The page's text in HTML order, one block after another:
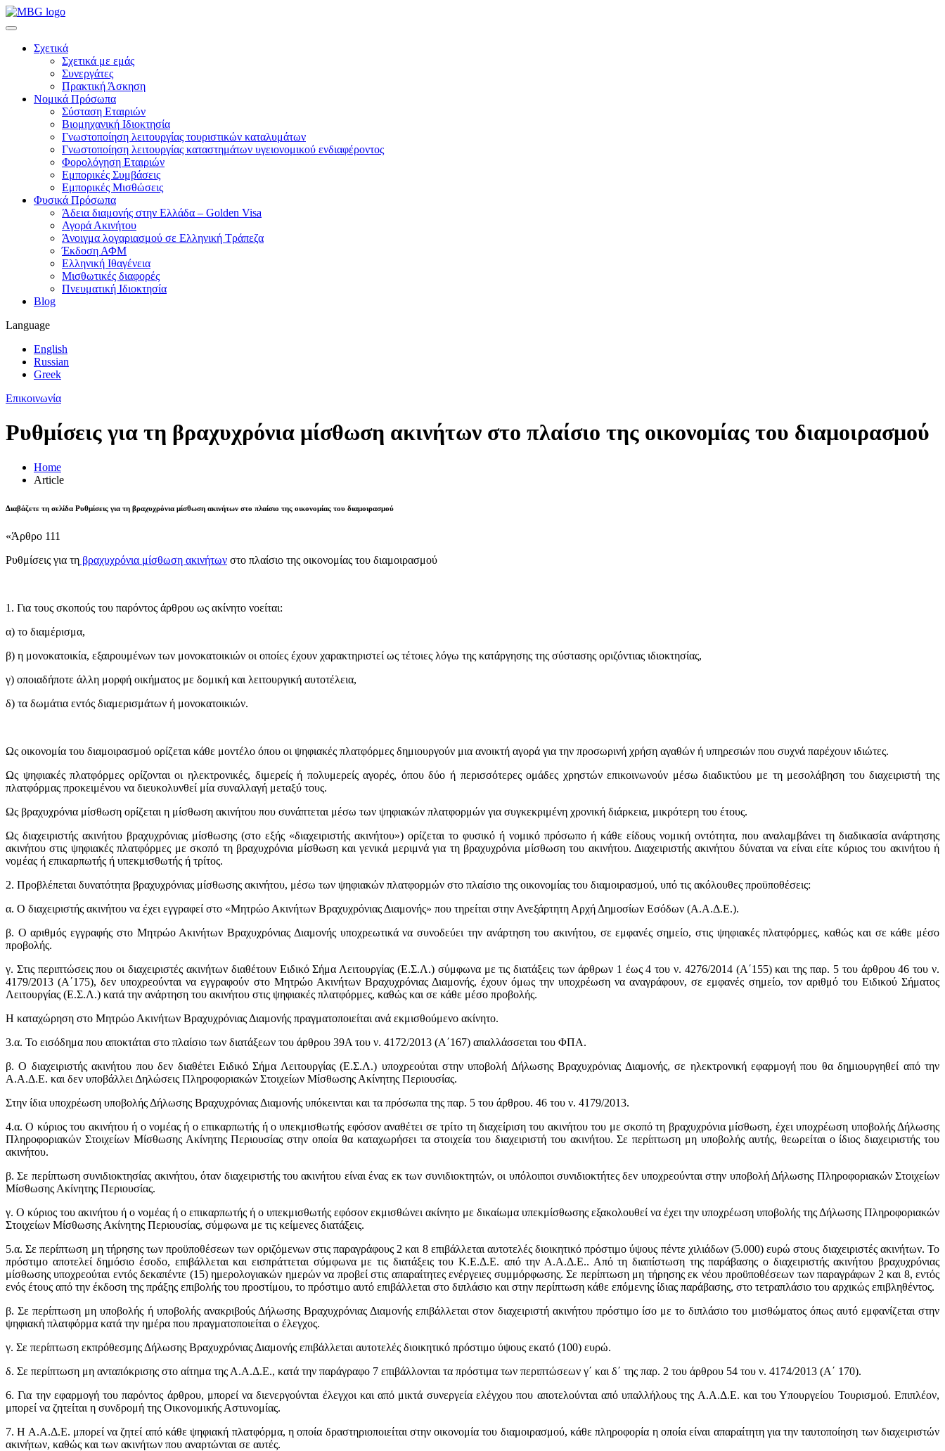
Σχετικά
Σχετικά με εμάς
Συνεργάτες
Πρακτική Άσκηση
Νομικά Πρόσωπα
Σύσταση Εταιριών
Βιομηχανική Ιδιοκτησία
Γνωστοποίηση λειτουργίας τουριστικών καταλυμάτων
Γνωστοποίηση λειτουργίας καταστημάτων υγειονομικού ενδιαφέροντος
Φορολόγηση Εταιριών
Εμπορικές Συμβάσεις
Εμπορικές Μισθώσεις
Φυσικά Πρόσωπα
Άδεια διαμονής στην Ελλάδα – Golden Visa
Αγορά Ακινήτου
Άνοιγμα λογαριασμού σε Ελληνική Τράπεζα
Έκδοση ΑΦΜ
Ελληνική Ιθαγένεια
Μισθωτικές διαφορές
Πνευματική Ιδιοκτησία
Blog
Language
English
Russian
Greek
Επικοινωνία
Ρυθμίσεις για τη βραχυχρόνια μίσθωση ακινήτων στο πλαίσιο της οικονομίας του διαμοιρασμού
Home
Article
Διαβάζετε τη σελίδα Ρυθμίσεις για τη βραχυχρόνια μίσθωση ακινήτων στο πλαίσιο της οικονομίας του διαμοιρασμού
«Άρθρο 111
Ρυθμίσεις για τη βραχυχρόνια μίσθωση ακινήτων στο πλαίσιο της οικονομίας του διαμοιρασμού
1. Για τους σκοπούς του παρόντος άρθρου ως ακίνητο νοείται:
α) το διαμέρισμα,
β) η μονοκατοικία, εξαιρουμένων των μονοκατοικιών οι οποίες έχουν χαρακτηριστεί ως τέτοιες λόγω της κατάργησης της σύστασης οριζόντιας ιδιοκτησίας,
γ) οποιαδήποτε άλλη μορφή οικήματος με δομική και λειτουργική αυτοτέλεια,
δ) τα δωμάτια εντός διαμερισμάτων ή μονοκατοικιών.
Ως οικονομία του διαμοιρασμού ορίζεται κάθε μοντέλο όπου οι ψηφιακές πλατφόρμες δημιουργούν μια ανοικτή αγορά για την προσωρινή χρήση αγαθών ή υπηρεσιών που συχνά παρέχουν ιδιώτες.
Ως ψηφιακές πλατφόρμες ορίζονται οι ηλεκτρονικές, διμερείς ή πολυμερείς αγορές, όπου δύο ή περισσότερες ομάδες χρηστών επικοινωνούν μέσω διαδικτύου με τη μεσολάβηση του διαχειριστή της
πλατφόρμας προκειμένου να διευκολυνθεί μία συναλλαγή μεταξύ τους.
Ως βραχυχρόνια μίσθωση ορίζεται η μίσθωση ακινήτου που συνάπτεται μέσω των ψηφιακών πλατφορμών για συγκεκριμένη χρονική διάρκεια, μικρότερη του έτους.
Ως διαχειριστής ακινήτου βραχυχρόνιας μίσθωσης (στο εξής «διαχειριστής ακινήτου») ορίζεται το φυσικό ή νομικό πρόσωπο ή κάθε είδους νομική οντότητα, που αναλαμβάνει τη διαδικασία ανάρτησης
ακινήτου στις ψηφιακές πλατφόρμες με σκοπό τη βραχυχρόνια μίσθωση και γενικά μεριμνά για τη βραχυχρόνια μίσθωση του ακινήτου. Διαχειριστής ακινήτου δύναται να είναι είτε κύριος του ακινήτου ή
νομέας ή επικαρπωτής ή υπεκμισθωτής ή τρίτος.
2. Προβλέπεται δυνατότητα βραχυχρόνιας μίσθωσης ακινήτου, μέσω των ψηφιακών πλατφορμών στο πλαίσιο της οικονομίας του διαμοιρασμού, υπό τις ακόλουθες προϋποθέσεις:
α. Ο διαχειριστής ακινήτου να έχει εγγραφεί στο «Μητρώο Ακινήτων Βραχυχρόνιας Διαμονής» που τηρείται στην Ανεξάρτητη Αρχή Δημοσίων Εσόδων (Α.Α.Δ.Ε.).
β. O αριθμός εγγραφής στο Μητρώο Ακινήτων Βραχυχρόνιας Διαμονής υποχρεωτικά να συνοδεύει την ανάρτηση του ακινήτου, σε εμφανές σημείο, στις ψηφιακές πλατφόρμες, καθώς και σε κάθε μέσο
προβολής.
γ. Στις περιπτώσεις που οι διαχειριστές ακινήτων διαθέτουν Ειδικό Σήμα Λειτουργίας (Ε.Σ.Λ.) σύμφωνα με τις διατάξεις των άρθρων 1 έως 4 του ν. 4276/2014 (Α΄155) και της παρ. 5 του άρθρου 46 του ν.
4179/2013 (Α΄175), δεν υποχρεούνται να εγγραφούν στο Μητρώο Ακινήτων Βραχυχρόνιας Διαμονής, έχουν όμως την υποχρέωση να αναγράφουν, σε εμφανές σημείο, τον αριθμό του Ειδικού Σήματος
Λειτουργίας (Ε.Σ.Λ.) κατά την ανάρτηση του ακινήτου στις ψηφιακές πλατφόρμες, καθώς και σε κάθε μέσο προβολής.
Η καταχώρηση στο Μητρώο Ακινήτων Βραχυχρόνιας Διαμονής πραγματοποιείται ανά εκμισθούμενο ακίνητο.
3.α. Το εισόδημα που αποκτάται στο πλαίσιο των διατάξεων του άρθρου 39Α του ν. 4172/2013 (Α΄167) απαλλάσσεται του ΦΠΑ.
β. Ο διαχειριστής ακινήτου που δεν διαθέτει Ειδικό Σήμα Λειτουργίας (Ε.Σ.Λ.) υποχρεούται στην υποβολή Δήλωσης Βραχυχρόνιας Διαμονής, σε ηλεκτρονική εφαρμογή που θα δημιουργηθεί από την
Α.Α.Δ.Ε. και δεν υποβάλλει Δηλώσεις Πληροφοριακών Στοιχείων Μίσθωσης Ακίνητης Περιουσίας.
Στην ίδια υποχρέωση υποβολής Δήλωσης Βραχυχρόνιας Διαμονής υπόκεινται και τα πρόσωπα της παρ. 5 του άρθρου. 46 του ν. 4179/2013.
4.α. Ο κύριος του ακινήτου ή ο νομέας ή ο επικαρπωτής ή ο υπεκμισθωτής εφόσον αναθέτει σε τρίτο τη διαχείριση του ακινήτου του με σκοπό τη βραχυχρόνια μίσθωση, έχει υποχρέωση υποβολής Δήλωσης
Πληροφοριακών Στοιχείων Μίσθωσης Ακίνητης Περιουσίας στην οποία θα καταχωρήσει τα στοιχεία του διαχειριστή του ακινήτου. Σε περίπτωση μη υποβολής αυτής, θεωρείται ο ίδιος διαχειριστής του
ακινήτου.
β. Σε περίπτωση συνιδιοκτησίας ακινήτου, όταν διαχειριστής του ακινήτου είναι ένας εκ των συνιδιοκτητών, οι υπόλοιποι συνιδιοκτήτες δεν υποχρεούνται στην υποβολή Δήλωσης Πληροφοριακών Στοιχείων
Μίσθωσης Ακίνητης Περιουσίας.
γ. Ο κύριος του ακινήτου ή ο νομέας ή ο επικαρπωτής ή ο υπεκμισθωτής εφόσον εκμισθώνει ακίνητο με δικαίωμα υπεκμίσθωσης εξακολουθεί να έχει την υποχρέωση υποβολής της Δήλωσης Πληροφοριακών
Στοιχείων Μίσθωσης Ακίνητης Περιουσίας, σύμφωνα με τις κείμενες διατάξεις.
5.α. Σε περίπτωση μη τήρησης των προϋποθέσεων των οριζόμενων στις παραγράφους 2 και 8 επιβάλλεται αυτοτελές διοικητικό πρόστιμο ύψους πέντε χιλιάδων (5.000) ευρώ στους διαχειριστές ακινήτων. Το
πρόστιμο αποτελεί δημόσιο έσοδο, επιβάλλεται και εισπράττεται σύμφωνα με τις διατάξεις του Κ.Ε.Δ.Ε. από την Α.Α.Δ.Ε.. Από τη διαπίστωση της παράβασης ο διαχειριστής ακινήτου βραχυχρόνιας
μίσθωσης υποχρεούται εντός δεκαπέντε (15) ημερολογιακών ημερών να προβεί στις απαραίτητες ενέργειες συμμόρφωσης. Σε περίπτωση μη τήρησης εκ νέου προϋποθέσεων των παραγράφων 2 και 8, εντός
ενός έτους από την έκδοση της πράξης επιβολής του προστίμου, το πρόστιμο αυτό επιβάλλεται στο διπλάσιο και στην περίπτωση κάθε επόμενης ίδιας παράβασης, στο τετραπλάσιο του αρχικώς επιβληθέντος.
β. Σε περίπτωση μη υποβολής ή υποβολής ανακριβούς Δήλωσης Βραχυχρόνιας Διαμονής επιβάλλεται στον διαχειριστή ακινήτου πρόστιμο ίσο με το διπλάσιο του μισθώματος όπως αυτό εμφανίζεται στην
ψηφιακή πλατφόρμα κατά την ημέρα που πραγματοποιείται ο έλεγχος.
γ. Σε περίπτωση εκπρόθεσμης Δήλωσης Βραχυχρόνιας Διαμονής επιβάλλεται αυτοτελές διοικητικό πρόστιμο ύψους εκατό (100) ευρώ.
δ. Σε περίπτωση μη ανταπόκρισης στο αίτημα της Α.Α.Δ.Ε., κατά την παράγραφο 7 επιβάλλονται τα πρόστιμα των περιπτώσεων γ΄ και δ΄ της παρ. 2 του άρθρου 54 του ν. 4174/2013 (Α΄ 170).
6. Για την εφαρμογή του παρόντος άρθρου, μπορεί να διενεργούνται έλεγχοι και από μικτά συνεργεία ελέγχου που αποτελούνται από υπαλλήλους της Α.Α.Δ.Ε. και του Υπουργείου Τουρισμού. Επιπλέον,
μπορεί να ζητείται η συνδρομή της Οικονομικής Αστυνομίας.
7. Η Α.Α.Δ.Ε. μπορεί να ζητεί από κάθε ψηφιακή πλατφόρμα, η οποία δραστηριοποιείται στην οικονομία του διαμοιρασμού, κάθε πληροφορία η οποία είναι απαραίτητη για την ταυτοποίηση των διαχειριστών
ακινήτων, καθώς και των ακινήτων που αναρτώνται σε αυτές.